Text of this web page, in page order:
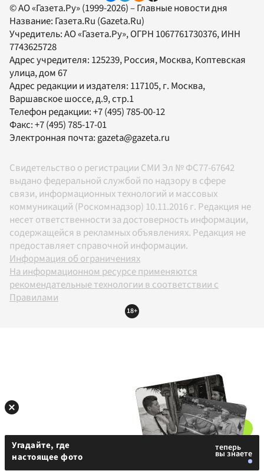
© АО «Газета.Ру» (1999-2026) – Главные новости дня
Название: Газета.Ru (Gazeta.Ru)
Учредитель:АО «Газета.Ру», ОГРН 1067761730376, ИНН
7743625728
Адрес учредителя: 125239, Россия, Москва, Коптевская
улица, дом 67
Адрес редакции и издателя: 117105, г. Москва,
Варшавское шоссе, д.9, стр.1
Телефон редакции:+7 (495) 785-00-12
Факс:+7 (495) 785-17-01
Электронная почта: gazeta@gazeta.ru
Свидетельство о регистрации СМИ Эл № ФС77-67642
выдано федеральной службой по надзору в сфере
связи, информационных технологий и массовых
коммуникаций (Роскомнадзор) 10.11.2016 г. Редакция не
несет ответственности за достоверность информации,
содержащейся в рекламных объявлениях. Редакция не
предоставляет справочной информации.
Информация об ограничениях
На информационном ресурсе применяются
рекомендательные технологии в соответствии с
Правилами
18+
Угадайте, где
настоящее фото